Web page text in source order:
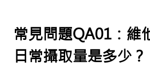
常見問題QA01：維
日常攝取量是多少？